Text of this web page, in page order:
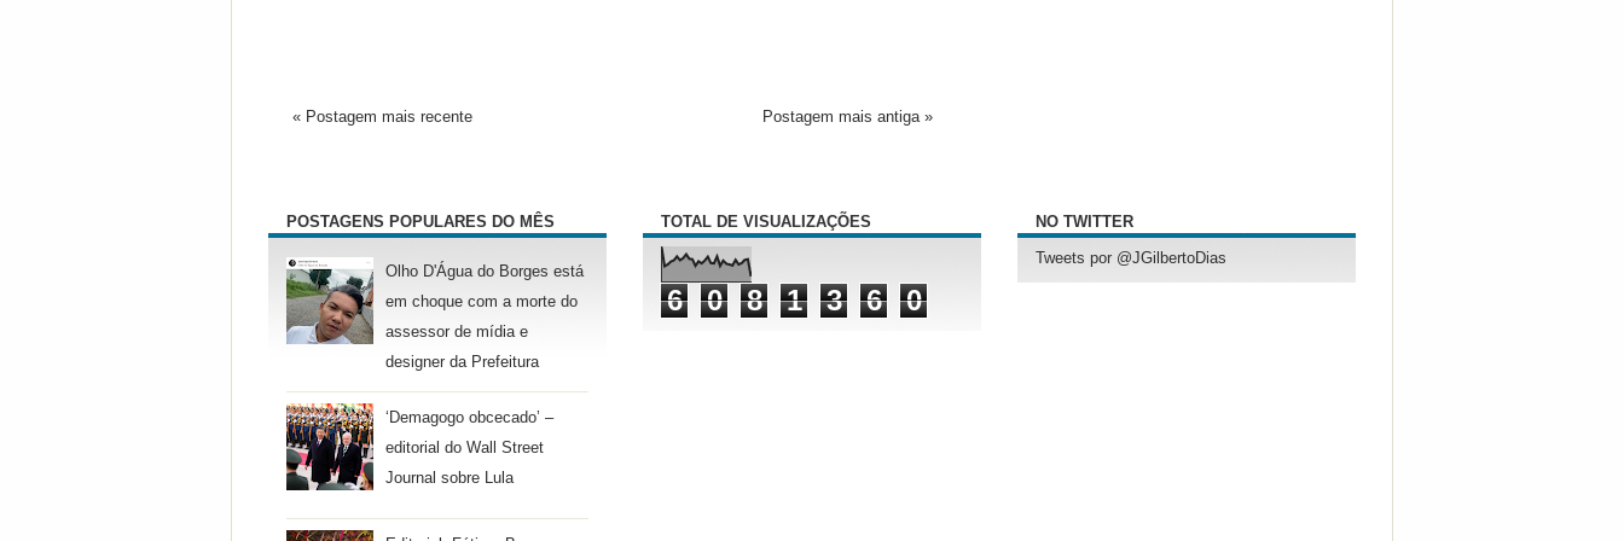
« Postagem mais recente Postagem mais antiga »
POSTAGENS POPULARES DO MÊS
Olho D'Água do Borges está
em choque com a morte do
assessor de mídia e
designer da Prefeitura
‘Demagogo obcecado’ –
editorial do Wall Street
Journal sobre Lula
TOTAL DE VISUALIZAÇÕES
6 0 8 1 3 6 0
NO TWITTER
Tweets por @JGilbertoDias